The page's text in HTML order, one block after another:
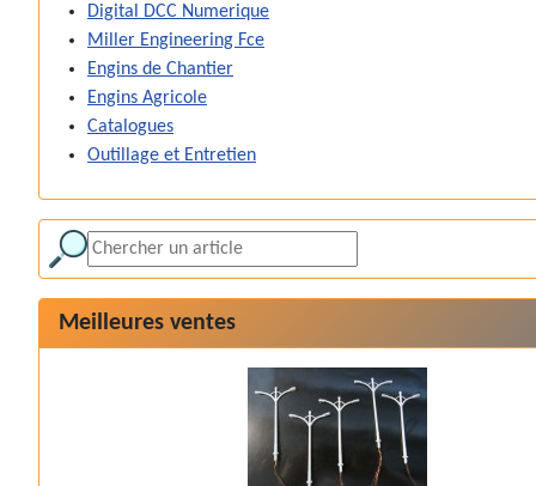
Digital DCC Numerique
Miller Engineering Fce
Engins de Chantier
Engins Agricole
Catalogues
Outillage et Entretien
Meilleures ventes